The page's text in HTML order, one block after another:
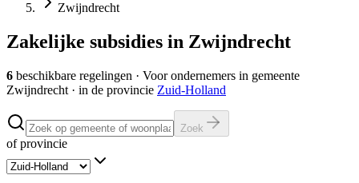
Zwijndrecht
Zakelijke subsidies in Zwijndrecht
6 beschikbare regelingen · Voor ondernemers in gemeente
Zwijndrecht · in de provincie Zuid-Holland
Zoek
of provincie